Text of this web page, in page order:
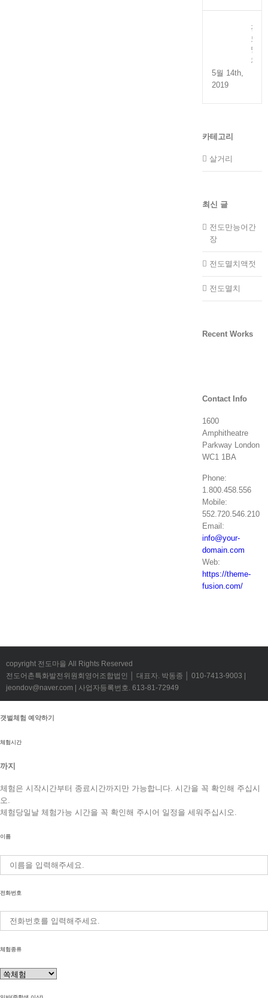
전
도
멸
치
5월 14th,
2019
카테고리
살거리
최신 글
전도만능어간
장
전도멸치액젓
전도멸치
Recent Works
Contact Info
1600
Amphitheatre
Parkway London
WC1 1BA
Phone:
1.800.458.556
Mobile:
552.720.546.210
Email:
info@your-
domain.com
Web:
https://theme-
fusion.com/
copyright 전도마을 All Rights Reserved
전도어촌특화발전위원회영어조합법인 │ 대표자. 박동종 │ 010-7413-9003 |
jeondov@naver.com | 사업자등록번호. 613-81-72949
갯벌체험 예약하기
체험시간
까지
체험은 시작시간부터 종료시간까지만 가능합니다. 시간을 꼭 확인해 주십시
오.
체험당일날 체험가능 시간을 꼭 확인해 주시어 일정을 세워주십시오.
이름
전화번호
체험종류